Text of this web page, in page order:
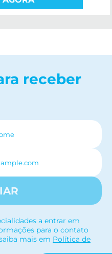
receber
a entrar em
para o contato
mais em Política de